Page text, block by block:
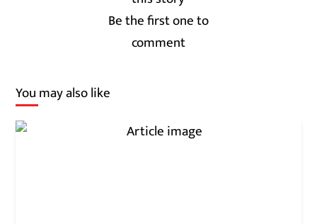
Be the first one to
comment
You may also like